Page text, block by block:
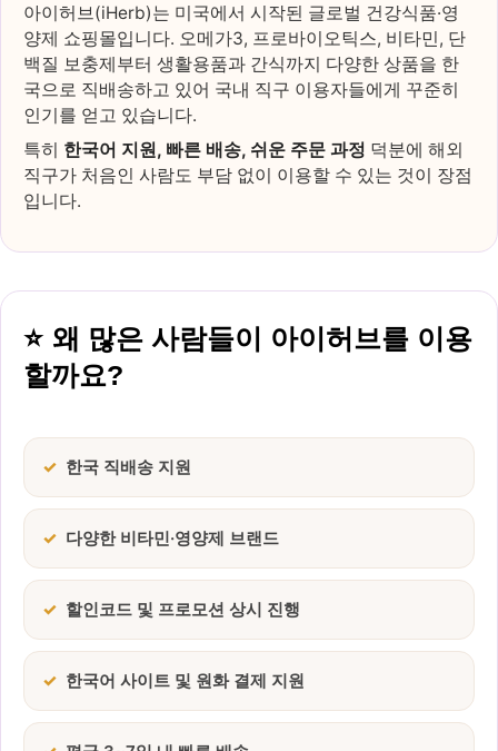
아이허브(iHerb)는 미국에서 시작된 글로벌 건강식품·영
양제 쇼핑몰입니다. 오메가3, 프로바이오틱스, 비타민, 단
백질 보충제부터 생활용품과 간식까지 다양한 상품을 한
국으로 직배송하고 있어 국내 직구 이용자들에게 꾸준히
인기를 얻고 있습니다.
특히 한국어 지원, 빠른 배송, 쉬운 주문 과정 덕분에 해외
직구가 처음인 사람도 부담 없이 이용할 수 있는 것이 장점
입니다.
왜 많은 사람들이 아이허브를 이용
할까요?
한국 직배송 지원
다양한 비타민·영양제 브랜드
할인코드 및 프로모션 상시 진행
한국어 사이트 및 원화 결제 지원